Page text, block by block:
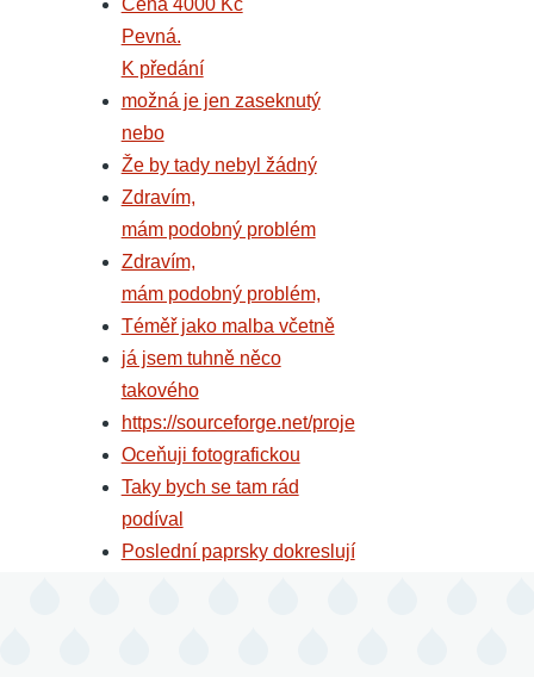
Pevná.
K předání
možná je jen zaseknutý
nebo
Že by tady nebyl žádný
Zdravím,
mám podobný problém
Zdravím,
mám podobný problém,
Téměř jako malba včetně
já jsem tuhně něco
takového
https://sourceforge.net/proje
Oceňuji fotografickou
Taky bych se tam rád
podíval
Poslední paprsky dokreslují